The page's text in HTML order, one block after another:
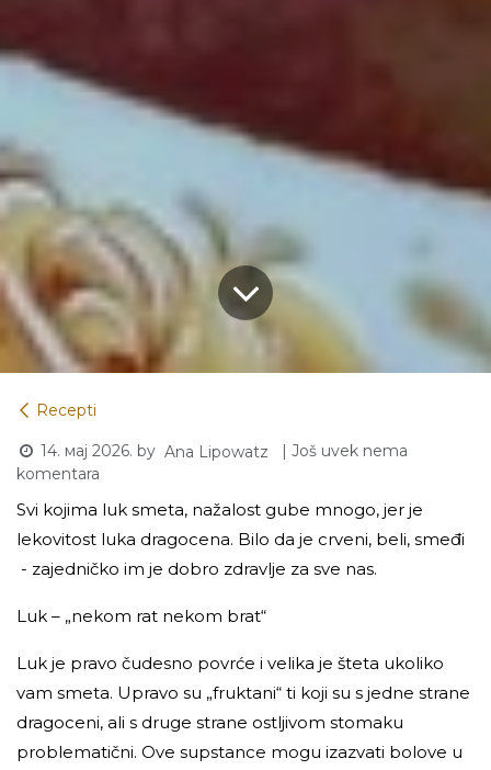
Recepti
14. мај 2026. by Ana Lipowatz
| Još uvek nema
komentara
Svi kojima luk smeta, nažalost gube mnogo, jer je
lekovitost luka dragocena. Bilo da je crveni, beli, smeđi
- zajedničko im je dobro zdravlje za sve nas.
Luk – „nekom rat nekom brat“
Luk je pravo čudesno povrće i velika je šteta ukoliko
vam smeta. Upravo su „fruktani“ ti koji su s jedne strane
dragoceni, ali s druge strane ostljivom stomaku
problematični. Ove supstance mogu izazvati bolove u